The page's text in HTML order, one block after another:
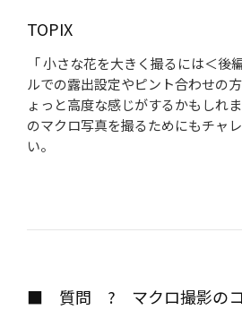
TOPIX
「 小さな花を大きく撮るには＜後
ルでの露出設定やピント合わせの
ょっと高度な感じがするかもしれ
のマクロ写真を撮るためにもチャ
い。
■ 質問 ? マクロ撮影のコ